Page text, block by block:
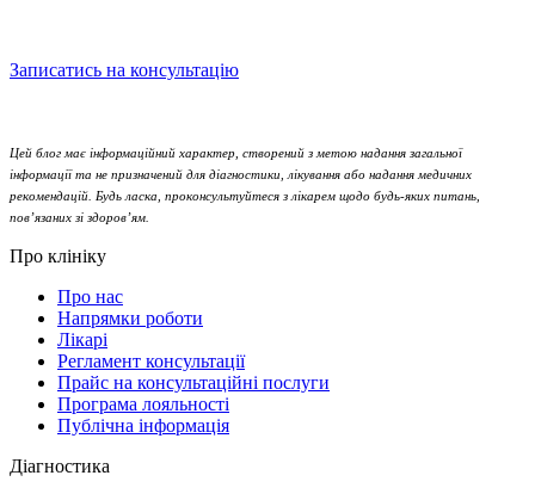
Записатись на консультацію
Цей блог має інформаційний характер, створений з метою надання загальної
інформації та не призначений для діагностики, лікування або надання медичних
рекомендацій. Будь ласка, проконсультуйтеся з лікарем щодо будь-яких питань,
пов’язаних зі здоров’ям.
Про клініку
Про нас
Напрямки роботи
Лікарі
Регламент консультації
Прайс на консультаційні послуги
Програма лояльності
Публічна інформація
Діагностика